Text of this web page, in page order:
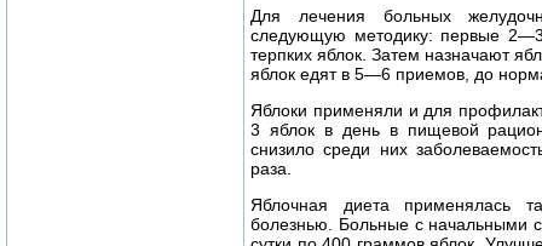
Для лечения больных
следующую методику: первые
терпких яблок. Затем назначают
яблок едят в 5—6 приемов, до
Яблоки применяли и для
3 яблок в день в пищевой рацион
снизило среди них
раза.
Яблочная диета применялась
болезнью. Больные с начальными